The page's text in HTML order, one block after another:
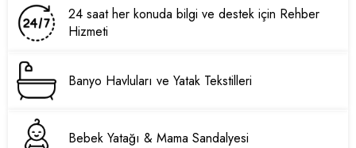
24 saat her konuda bilgi ve destek için Rehber
Hizmeti
Banyo Havluları ve Yatak Tekstilleri
Bebek Yatağı & Mama Sandalyesi